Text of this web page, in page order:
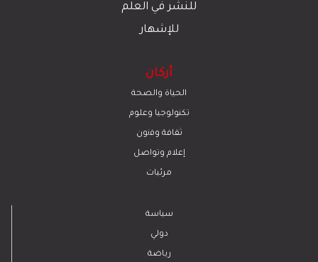
للنشر في العلم
للإشهار
أركان
الحياة والصحة
تكنولوجيا وعلوم
ﺛﻘﺎﻓﺔ وﻓﻧون
إعلام وتواصل
مرئيات
سياسة
دولي
رياضة